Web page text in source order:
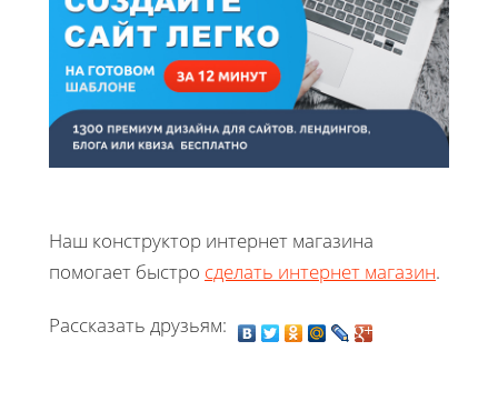
Наш конструктор интернет магазина
помогает быстро сделать интернет магазин.
Рассказать друзьям: